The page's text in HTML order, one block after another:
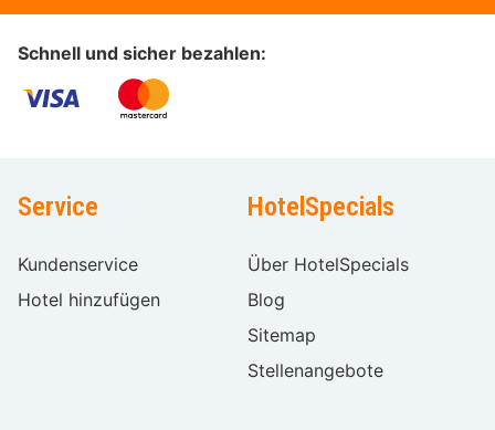
Schnell und sicher bezahlen:
Service
Kundenservice
Hotel hinzufügen
HotelSpecials
Über HotelSpecials
Blog
Sitemap
Stellenangebote